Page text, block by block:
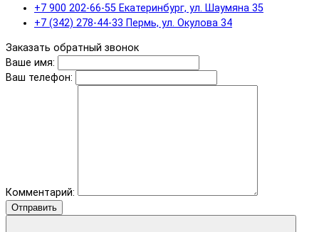
+7 900 202-66-55 Екатеринбург, ул. Шаумяна 35
+7 (342) 278-44-33 Пермь, ул. Окулова 34
Заказать обратный звонок
Ваше имя:
Ваш телефон:
Комментарий:
Отправить